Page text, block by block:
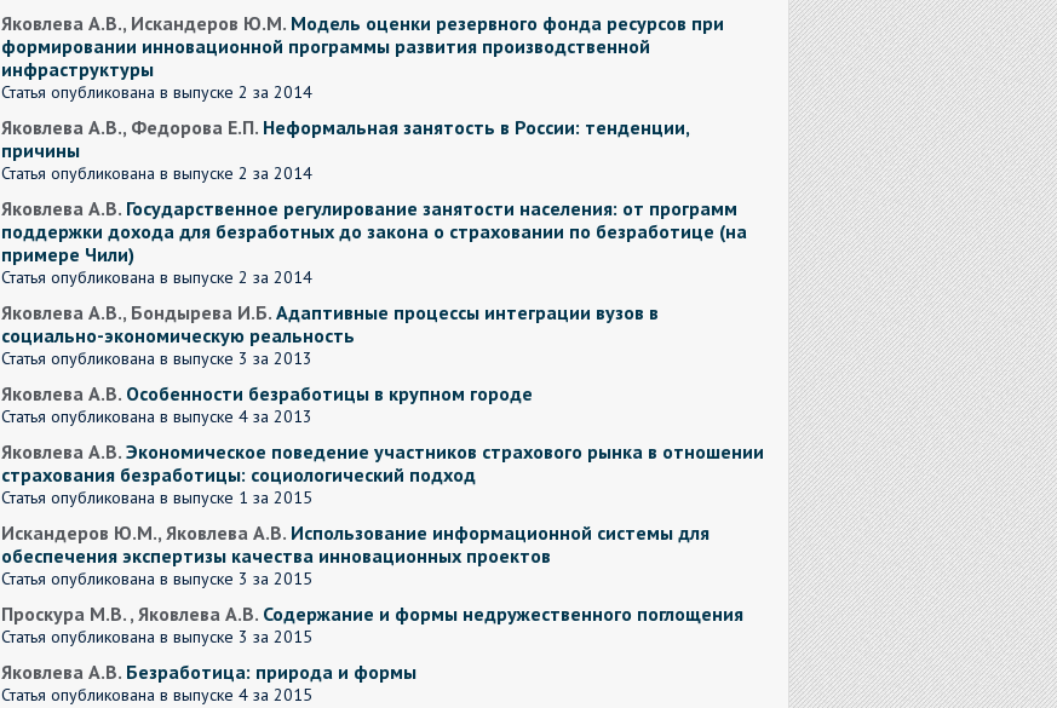
Яковлева А.В., Искандеров Ю.М. Модель оценки резервного фонда ресурсов при
формировании инновационной программы развития производственной
инфраструктуры
Статья опубликована в выпуске 2 за 2014
Яковлева А.В., Федорова Е.П. Неформальная занятость в России: тенденции,
причины
Статья опубликована в выпуске 2 за 2014
Яковлева А.В. Государственное регулирование занятости населения: от программ
поддержки дохода для безработных до закона о страховании по безработице (на
примере Чили)
Статья опубликована в выпуске 2 за 2014
Яковлева А.В., Бондырева И.Б. Адаптивные процессы интеграции вузов в
социально-экономическую реальность
Статья опубликована в выпуске 3 за 2013
Яковлева А.В. Особенности безработицы в крупном городе
Статья опубликована в выпуске 4 за 2013
Яковлева А.В. Экономическое поведение участников страхового рынка в отношении
страхования безработицы: социологический подход
Статья опубликована в выпуске 1 за 2015
Искандеров Ю.М., Яковлева А.В. Использование информационной системы для
обеспечения экспертизы качества инновационных проектов
Статья опубликована в выпуске 3 за 2015
Проскура М.В. , Яковлева А.В. Содержание и формы недружественного поглощения
Статья опубликована в выпуске 3 за 2015
Яковлева А.В. Безработица: природа и формы
Статья опубликована в выпуске 4 за 2015